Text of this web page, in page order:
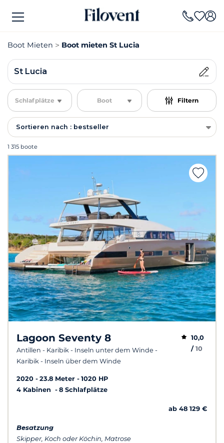
Boot Mieten Boot mieten St Lucia
St Lucia
Schlafplätze Boot Filtern
Sortieren nach : bestseller
1 315 boote
Lagoon Seventy 8
Antillen - Karibik - Inseln unter dem Winde -
Karibik - Inseln über dem Winde
10,0
/ 10
2020 23.8 Meter
1020 HP
4 Kabinen
8 Schlafplätze
ab 48 129 €
Besatzung
Skipper, Koch oder Köchin, Matrose